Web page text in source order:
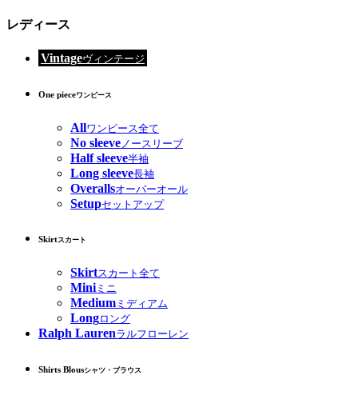
レディース
Vintageヴィンテージ
One pieceワンピース
Allワンピース全て
No sleeve ノースリーブ
Half sleeve半袖
Long sleeve長袖
Overallsオーバーオール
Setupセットアップ
Skirtスカート
Skirtスカート全て
Miniミニ
Medium ミディアム
Longロング
Ralph Laurenラルフローレン
Shirts Blousシャツ・ブラウス